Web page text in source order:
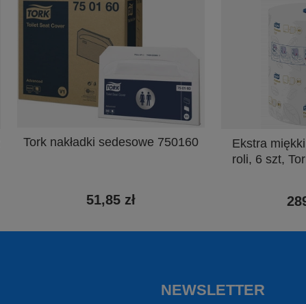
Tork nakładki sedesowe 750160
51,85 zł
Ekstra
roli, 6 szt,
NEWSLETTER